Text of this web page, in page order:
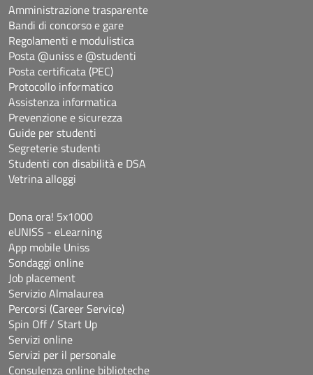
Amministrazione trasparente
Bandi di concorso e gare
Regolamenti e modulistica
Posta @uniss e @studenti
Posta certificata (PEC)
Protocollo informatico
Assistenza informatica
Prevenzione e sicurezza
Guide per studenti
Segreterie studenti
Studenti con disabilità e DSA
Vetrina alloggi
Dona ora! 5x1000
eUNISS - eLearning
App mobile Uniss
Sondaggi online
Job placement
Servizio Almalaurea
Percorsi (Career Service)
Spin Off / Start Up
Servizi online
Servizi per il personale
Consulenza online biblioteche